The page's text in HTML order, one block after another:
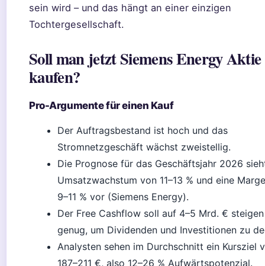
sein wird – und das hängt an einer einzigen
Tochtergesellschaft.
Soll man jetzt Siemens Energy Aktie
kaufen?
Pro-Argumente für einen Kauf
Der Auftragsbestand ist hoch und das
Stromnetzgeschäft wächst zweistellig.
Die Prognose für das Geschäftsjahr 2026
Umsatzwachstum von 11–13 % und eine
9–11 % vor (Siemens Energy).
Der Free Cashflow soll auf 4–5 Mrd. €
genug, um Dividenden und Investitionen zu
Analysten sehen im Durchschnitt ein Kursziel
187–211 €, also 12–26 % Aufwärtspotenzial.